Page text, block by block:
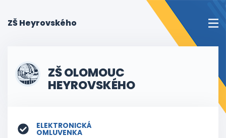
ZŠ Heyrovského
ZŠ OLOMOUC
HEYROVSKÉHO
ELEKTRONICKÁ
OMLUVENKA